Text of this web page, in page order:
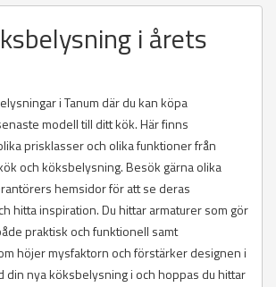
i årets
i Tanum där du kan köpa
modell till ditt kök. Här finns
prisklasser och olika funktioner från
och köksbelysning. Besök gärna olika
hemsidor för att se deras
hitta inspiration. Du hittar armaturer som gör
praktisk och funktionell samt
höjer mysfaktorn och förstärker designen i
din nya köksbelysning i och hoppas du hittar